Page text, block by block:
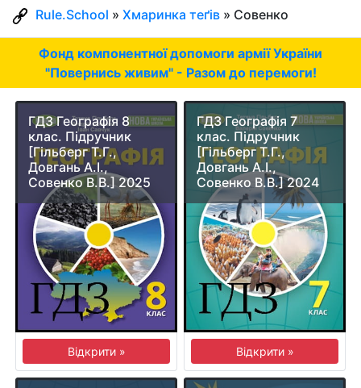
Rule.School » Хмаринка теґів » Совенко
Фонд компонентної допомоги армії України
"Повернись живим" - Разом до перемоги!
ГДЗ Географія 8
клас. Підручник
[Гільберг Т.Г.,
Довгань А.І.,
Совенко В.В.] 2025
Відкрити »
ГДЗ Географія 7
клас. Підручник
[Гільберг Т.Г.,
Довгань А.І.,
Совенко В.В.] 2024
Відкрити »